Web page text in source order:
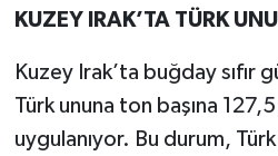
KUZEY IRAK’TA TÜRK
Kuzey Irak’ta buğday sıfır
Türk ununa ton başına
uygulanıyor. Bu durum,